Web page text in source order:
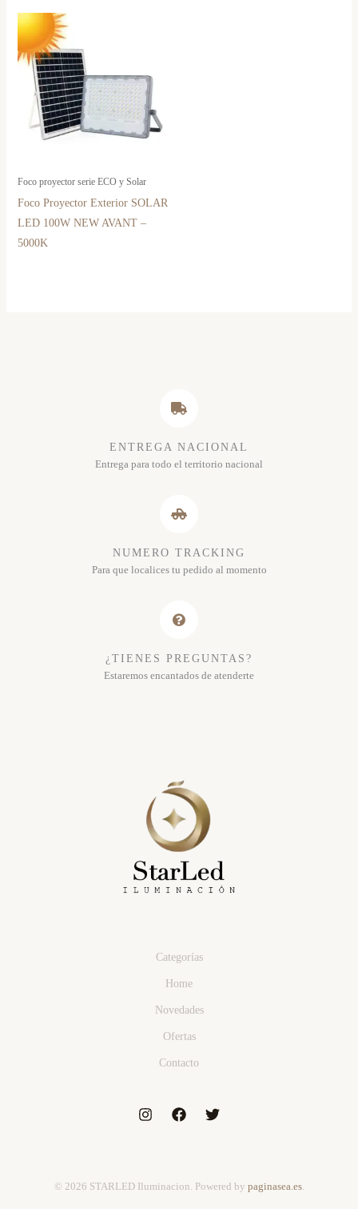
Foco proyector serie ECO y Solar
Foco Proyector Exterior SOLAR
LED 100W NEW AVANT –
5000K
ENTREGA NACIONAL
Entrega para todo el territorio nacional
NUMERO TRACKING
Para que localices tu pedido al momento
¿TIENES PREGUNTAS?
Estaremos encantados de atenderte
Categorías
Home
Novedades
Ofertas
Contacto
© 2026 STARLED Iluminacion. Powered by paginasea.es.